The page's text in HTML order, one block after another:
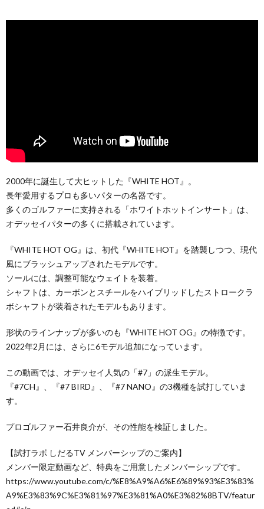
2000年に誕生して大ヒットした『WHITE HOT』。
長年愛用するプロも多いパターの名器です。
多くのゴルファーに支持される「ホワイトホットインサート」は、
オデッセイパターの多くに搭載されています。
『WHITE HOT OG』は、初代『WHITE HOT』を踏襲しつつ、現代
風にブラッシュアップされたモデルです。
ソールには、調整可能なウェイトを装着。
シャフトは、カーボンとスチールをハイブリッドしたストロークラ
ボシャフトが装着されたモデルもあります。
形状のラインナップが多いのも『WHITE HOT OG』の特徴です。
2022年2月には、さらに6モデル追加になっています。
この動画では、オデッセイ人気の「#7」の派生モデル。
『#7CH』、『#7 BIRD』、『#7 NANO』の3機種を試打していま
す。
プロゴルファー石井良介が、その性能を検証しました。
【試打ラボ しだるTV メンバーシップのご案内】
メンバー限定動画など、特典をご用意したメンバーシップです。
https://www.youtube.com/c/%E8%A9%A6%E6%89%93%E3%83%
A9%E3%83%9C%E3%81%97%E3%81%A0%E3%82%8BTV/featur